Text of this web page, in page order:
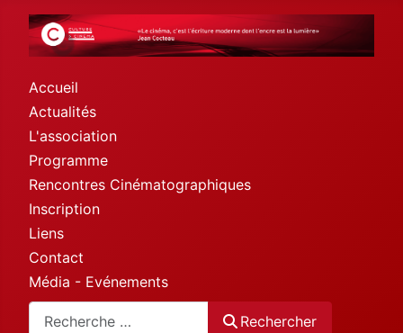
Accueil
Actualités
L'association
Programme
Rencontres Cinématographiques
Inscription
Liens
Contact
Média - Evénements
Rechercher
Rechercher